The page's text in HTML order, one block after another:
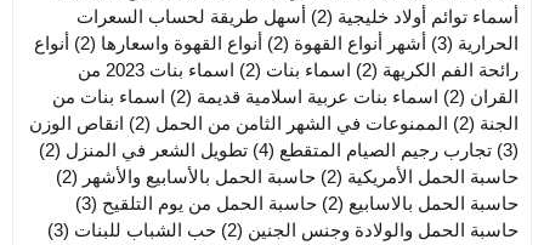
أسماء توائم أولاد خليجية (2)
أسهل طريقة لحساب السعرات
الحرارية (3) أشهر أنواع القهوة (2) أنواع القهوة واسعارها (2)
أنواع
رائحة الفم الكريهة (2) اسماء بنات (2)
اسماء بنات 2023 من
القران (2) اسماء بنات عربية اسلامية قديمة (2)
اسماء بنات من
الجنة (2) الممنوعات في الشهر الثامن من الحمل (2)
انقاص الوزن
(3)
تجارب رجيم الصيام المتقطع (4) تطويل الشعر في المنزل (2)
حاسبة الحمل الأمريكية (2) حاسبة الحمل بالأسابيع والأشهر (2)
حاسبة الحمل بالاسابيع (2) حاسبة الحمل من يوم التلقيح (3)
حاسبة الحمل والولادة وجنس الجنين (2) حب الشباب للبنات (3)